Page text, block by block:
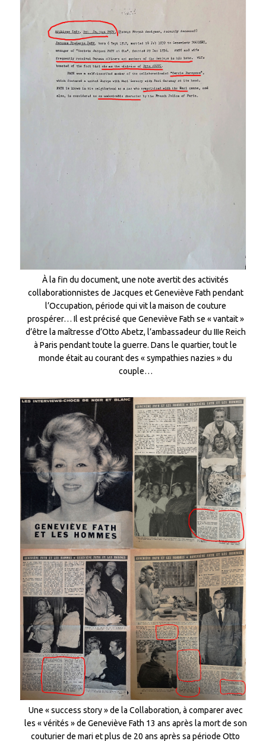
À la fin du document, une note avertit des activités
collaborationnistes de Jacques et Geneviève Fath pendant
l’Occupation, période qui vit la maison de couture
prospérer… Il est précisé que Geneviève Fath se « vantait »
d’être la maîtresse d’Otto Abetz, l’ambassadeur du IIIe Reich
à Paris pendant toute la guerre. Dans le quartier, tout le
monde était au courant des « sympathies nazies » du
couple…
Une « success story » de la Collaboration, à comparer avec
les « vérités » de Geneviève Fath 13 ans après la mort de son
couturier de mari et plus de 20 ans après sa période Otto